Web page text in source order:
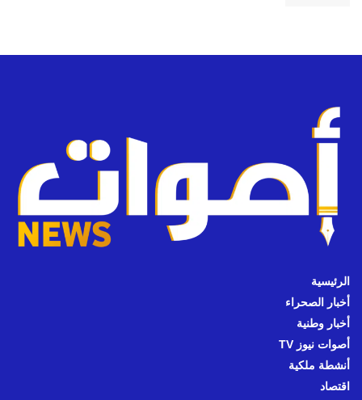
الرئيسية
أخبار الصحراء
أخبار وطنية
أصوات نيوز TV
أنشطة ملكية
اقتصاد